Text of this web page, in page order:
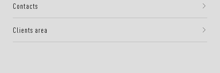
Contacts
Clients area